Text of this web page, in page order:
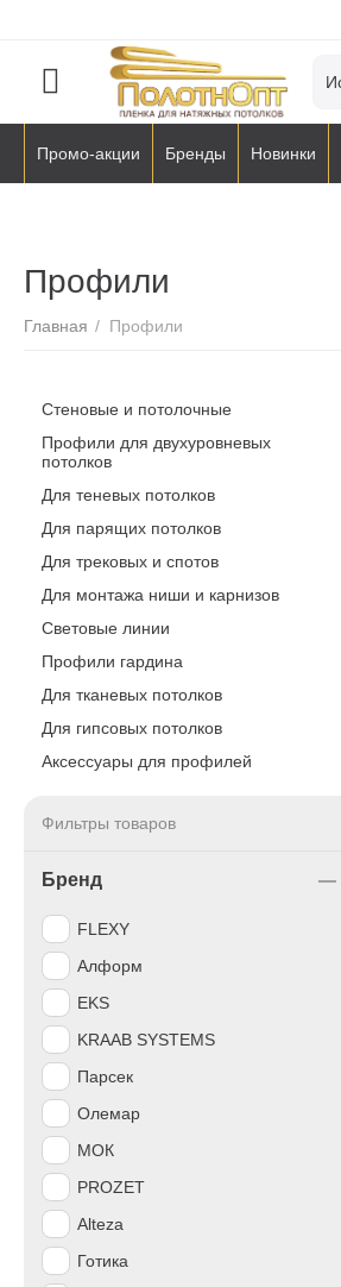
Промо-акции Бренды Новинки
Профили
Главная / Профили
Стеновые и потолочные
Профили для двухуровневых
потолков
Для теневых потолков
Для парящих потолков
Для трековых и спотов
Для монтажа ниши и карнизов
Световые линии
Профили гардина
Для тканевых потолков
Для гипсовых потолков
Аксессуары для профилей
Фильтры товаров
Бренд
FLEXY
Алформ
EKS
KRAAB SYSTEMS
Парсек
Олемар
МОК
PROZET
Alteza
Готика